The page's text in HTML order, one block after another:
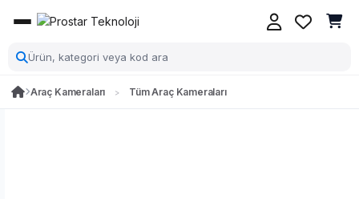
Araç Kameraları Tüm Araç Kameraları